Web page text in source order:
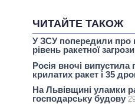
ЧИТАЙТЕ ТАКОЖ
У ЗСУ попередили про
рівень ракетної загрози
Росія вночі випустила
крилатих ракет і 35
На Львівщині уламки
господарську будову